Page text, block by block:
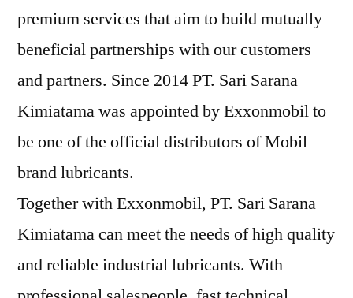
premium services that aim to build mutually
beneficial partnerships with our customers
and partners. Since 2014 PT. Sari Sarana
Kimiatama was appointed by Exxonmobil to
be one of the official distributors of Mobil
brand lubricants.
Together with Exxonmobil, PT. Sari Sarana
Kimiatama can meet the needs of high quality
and reliable industrial lubricants. With